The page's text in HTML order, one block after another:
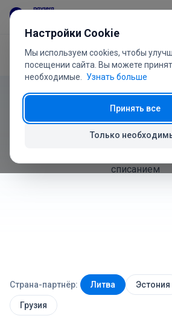
Перейти к содержанию
Продукт
Отрасли
Цены
Вопросы
Главная Руководство пользователя
Склад
списанием
Страна-партнёр: Литва Эстония
Грузия
Настройки Cookie
Мы используем cookies, чтобы
посещении сайта. Вы можете
необходимые.
Узнать больше
Только
Принять все